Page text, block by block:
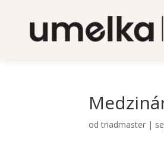
odtriadmaster |